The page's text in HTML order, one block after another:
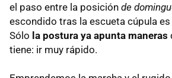
el paso entre la posición de
escondido tras la escueta cúpula
Sólo la postura ya apunta maneras
tiene: ir muy rápido.